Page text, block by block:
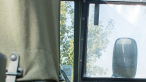
housse de
UNIMOG 411,